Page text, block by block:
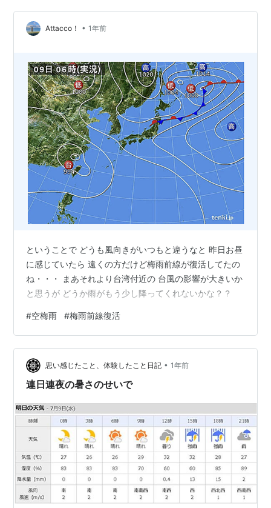
おり、地球規模での気候変動の影響が浮き彫りになって
います。Attacco！ • 1年前
ということで どうも風向きがいつもと違うなと 昨日お昼
に感じていたら 遠くの方だけど梅雨前線が復活してたの
ね・・・ まあそれより台湾付近の 台風の影響が大きいか
と思うが どうか雨がもう少し降ってくれないかな？？
#空梅雨 #梅雨前線復活
思い感じたこと、体験したこと日記 • 1年前
連日連夜の暑さのせいで